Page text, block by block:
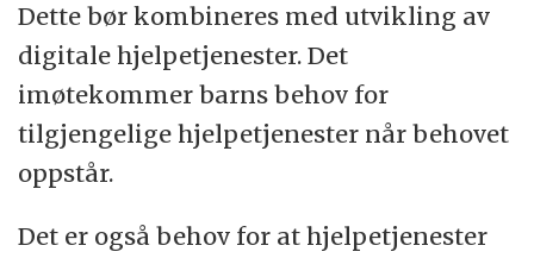
Dette bør kombineres med utvikling av
digitale hjelpetjenester. Det
imøtekommer barns behov for
tilgjengelige hjelpetjenester når behovet
oppstår.
Det er også behov for at hjelpetjenester